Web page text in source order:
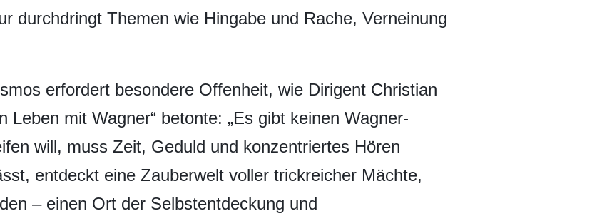
durchdringt Themen wie Hingabe und Rache, Verneinung
erfordert besondere Offenheit, wie Dirigent Christian
Leben mit Wagner“ betonte: „Es gibt keinen Wagner-
will, muss Zeit, Geduld und konzentriertes Hören
entdeckt eine Zauberwelt voller trickreicher Mächte,
– einen Ort der Selbstentdeckung und